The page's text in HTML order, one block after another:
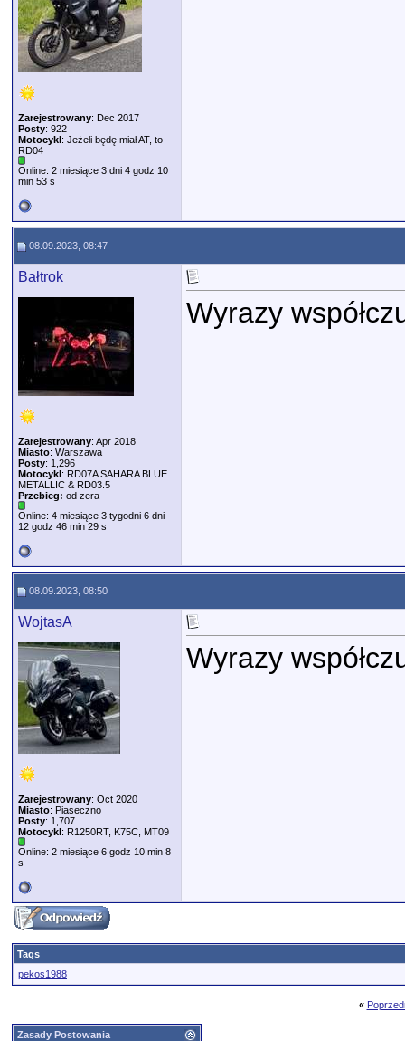
Zarejestrowany: Dec 2017
Posty: 922
Motocykl: Jeżeli będę miał AT, to
RD04
Online: 2 miesiące 3 dni 4 godz 10
min 53 s
08.09.2023, 08:47
Bałtrok
Zarejestrowany: Apr 2018
Miasto: Warszawa
Posty: 1,296
Motocykl: RD07A SAHARA BLUE
METALLIC & RD03.5
Przebieg: od zera
Online: 4 miesiące 3 tygodni 6 dni
12 godz 46 min 29 s
Wyrazy
08.09.2023, 08:50
WojtasA
Zarejestrowany: Oct 2020
Miasto: Piaseczno
Posty: 1,707
Motocykl: R1250RT, K75C, MT09
Online: 2 miesiące 6 godz 10 min 8
s
Wyrazy
Tags
pekos1988
«
Zasady Postowania